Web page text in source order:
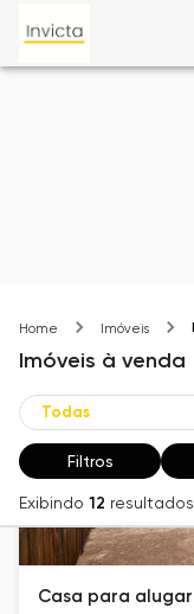
Home Imóveis
Imóveis à venda
Filtros
Exibindo 12
Casa para